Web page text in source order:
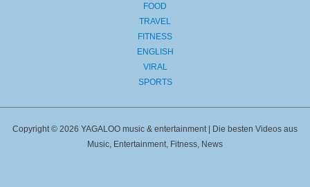
FOOD
TRAVEL
FITNESS
ENGLISH
VIRAL
SPORTS
Copyright © 2026 YAGALOO music & entertainment | Die besten Videos aus
Music, Entertainment, Fitness, News